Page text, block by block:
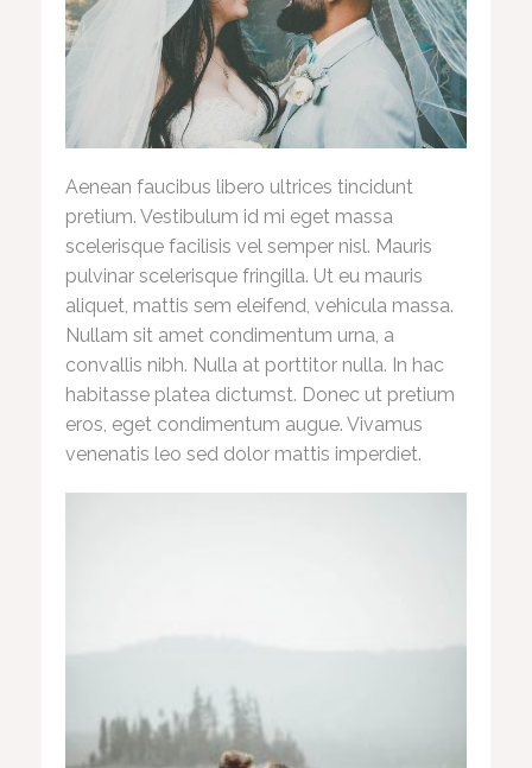
Aenean faucibus libero ultrices tincidunt
pretium. Vestibulum id mi eget massa
scelerisque facilisis vel semper nisl. Mauris
pulvinar scelerisque fringilla. Ut eu mauris
aliquet, mattis sem eleifend, vehicula massa.
Nullam sit amet condimentum urna, a
convallis nibh. Nulla at porttitor nulla. In hac
habitasse platea dictumst. Donec ut pretium
eros, eget condimentum augue. Vivamus
venenatis leo sed dolor mattis imperdiet.